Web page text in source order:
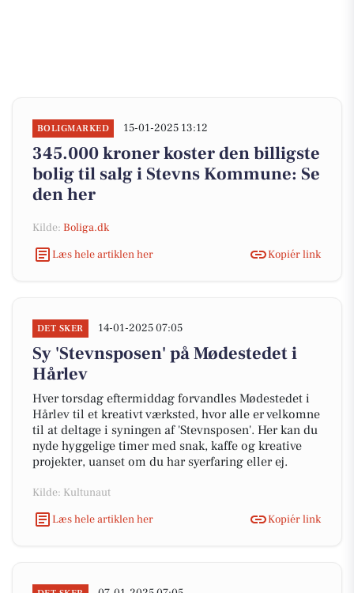
BOLIGMARKED 15-01-2025 13:12
345.000 kroner koster den billigste
bolig til salg i Stevns Kommune: Se
den her
Kilde: Boliga.dk
Læs hele artiklen her
Kopiér link
DET SKER 14-01-2025 07:05
Sy 'Stevnsposen' på Mødestedet i
Hårlev
Hver torsdag eftermiddag forvandles Mødestedet i
Hårlev til et kreativt værksted, hvor alle er velkomne
til at deltage i syningen af 'Stevnsposen'. Her kan du
nyde hyggelige timer med snak, kaffe og kreative
projekter, uanset om du har syerfaring eller ej.
Kilde: Kultunaut
Læs hele artiklen her
Kopiér link